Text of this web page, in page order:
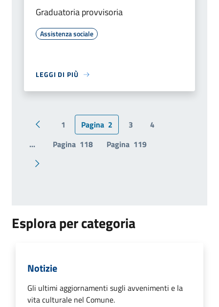
Graduatoria provvisoria
Assistenza sociale
LEGGI DI PIÙ
Pagina precedente
1 Pagina 2 3
4
...
Pagina 118 Pagina 119
Pagina successiva
Esplora per categoria
Notizie
Gli ultimi aggiornamenti sugli avvenimenti e la
vita culturale nel Comune.